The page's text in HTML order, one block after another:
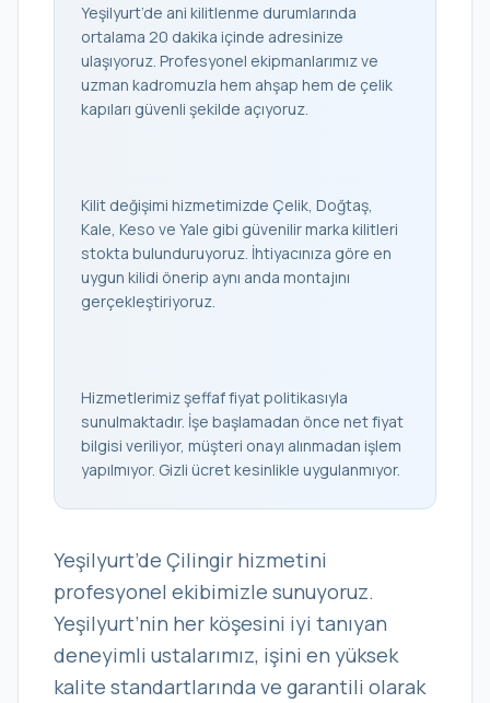
Yeşilyurt’de ani kilitlenme durumlarında
ortalama 20 dakika içinde adresinize
ulaşıyoruz. Profesyonel ekipmanlarımız ve
uzman kadromuzla hem ahşap hem de çelik
kapıları güvenli şekilde açıyoruz.
Kilit değişimi hizmetimizde Çelik, Doğtaş,
Kale, Keso ve Yale gibi güvenilir marka kilitleri
stokta bulunduruyoruz. İhtiyacınıza göre en
uygun kilidi önerip aynı anda montajını
gerçekleştiriyoruz.
Hizmetlerimiz şeffaf fiyat politikasıyla
sunulmaktadır. İşe başlamadan önce net fiyat
bilgisi veriliyor, müşteri onayı alınmadan işlem
yapılmıyor. Gizli ücret kesinlikle uygulanmıyor.
Yeşilyurt’de Çilingir hizmetini
profesyonel ekibimizle sunuyoruz.
Yeşilyurt’nin her köşesini iyi tanıyan
deneyimli ustalarımız, işini en yüksek
kalite standartlarında ve garantili olarak